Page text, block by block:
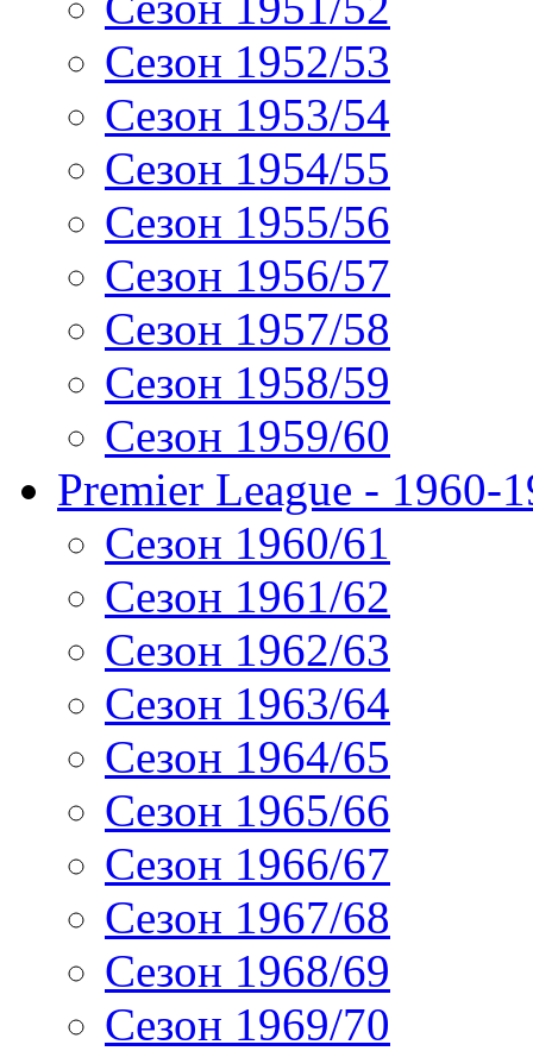
Сезон 1952/53
Сезон 1953/54
Сезон 1954/55
Сезон 1955/56
Сезон 1956/57
Сезон 1957/58
Сезон 1958/59
Сезон 1959/60
Premier League - 1960-
Сезон 1960/61
Сезон 1961/62
Сезон 1962/63
Сезон 1963/64
Сезон 1964/65
Сезон 1965/66
Сезон 1966/67
Сезон 1967/68
Сезон 1968/69
Сезон 1969/70